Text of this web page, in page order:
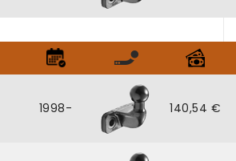
1998- 140,54 €